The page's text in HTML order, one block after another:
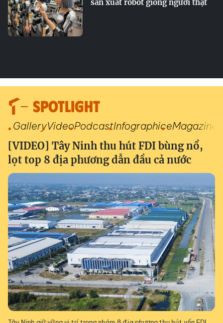
sản xuất robot giống người thật
SPOTLIGHT
GalleryVideoPodcastInfographiceMagazine
[VIDEO] Tây Ninh thu hút FDI bùng nổ,
lọt top 8 địa phương dẫn đầu cả nước